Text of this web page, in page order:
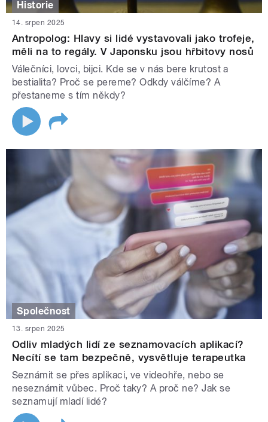
Historie
14. srpen 2025
Antropolog: Hlavy si lidé vystavovali jako trofeje,
měli na to regály. V Japonsku jsou hřbitovy nosů
Válečníci, lovci, bijci. Kde se v nás bere krutost a
bestialita? Proč se pereme? Odkdy válčíme? A
přestaneme s tím někdy?
Společnost
13. srpen 2025
Odliv mladých lidí ze seznamovacích aplikací?
Necítí se tam bezpečně, vysvětluje terapeutka
Seznámit se přes aplikaci, ve videohře, nebo se
neseznámit vůbec. Proč taky? A proč ne? Jak se
seznamují mladí lidé?